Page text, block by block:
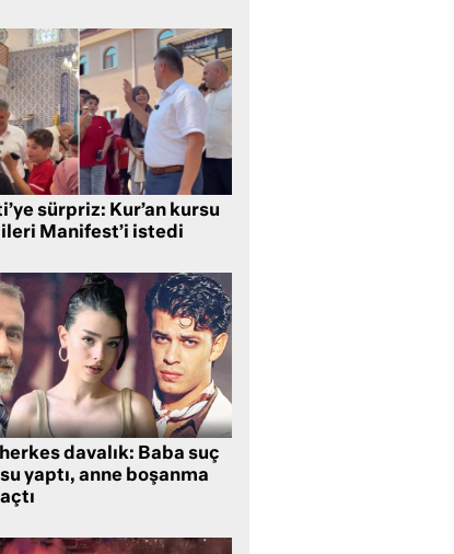
sürpriz: Kur’an kursu
Manifest’i istedi
davalık: Baba suç
yaptı, anne boşanma